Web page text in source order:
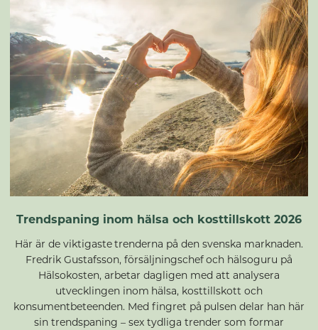
Trendspaning inom hälsa och kosttillskott 2026
Här är de viktigaste trenderna på den svenska marknaden.
Fredrik Gustafsson, försäljningschef och hälsoguru på
Hälsokosten, arbetar dagligen med att analysera
utvecklingen inom hälsa, kosttillskott och
konsumentbeteenden. Med fingret på pulsen delar han här
sin trendspaning – sex tydliga trender som formar